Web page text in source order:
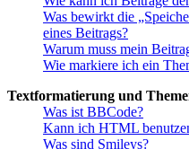
Was bewirkt die
eines Beitrags?
Warum muss mein
Wie markiere ich ein
Textformatierung und
Was ist BBCode?
Kann ich HTML
Was sind Smileys?